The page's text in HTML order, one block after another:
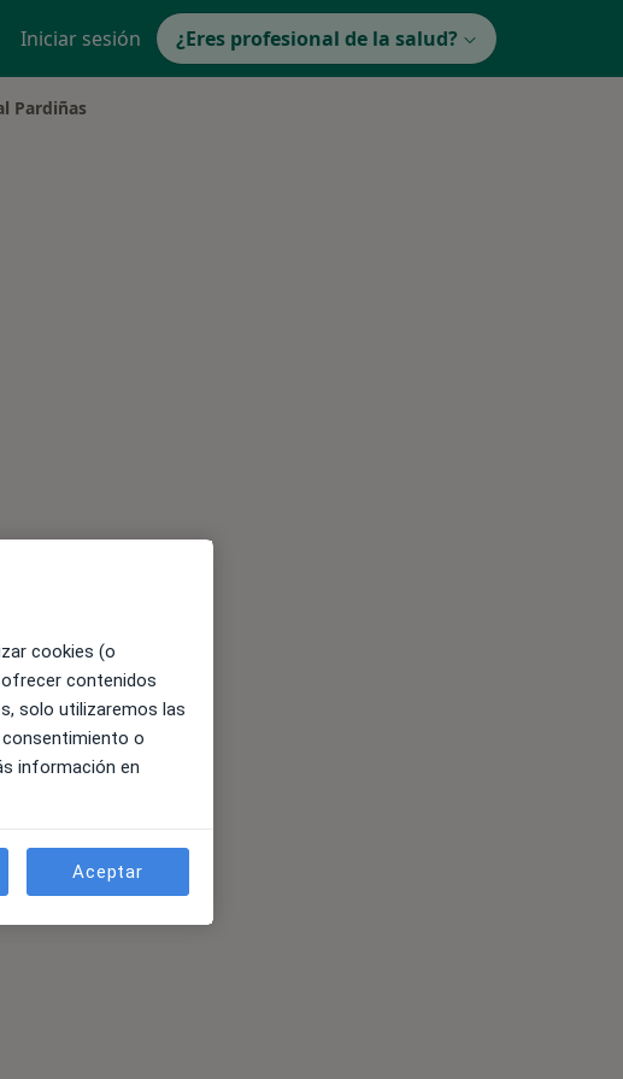
Iniciar sesión ¿Eres profesional de la salud?
Pardiñas
cookies (o
contenidos
solo utilizaremos las
o
información en
Aceptar